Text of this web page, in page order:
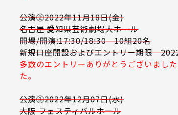
公演②2022年11月18日(金)
名古屋 愛知県芸術劇場大ホール
開場/開演:17:30/18:30 10組20名
新規口座開設およびエントリー期限
多数のエントリーありがとうございまし
た。
公演③2022年12月07日(水)
大阪 フェスティバルホール